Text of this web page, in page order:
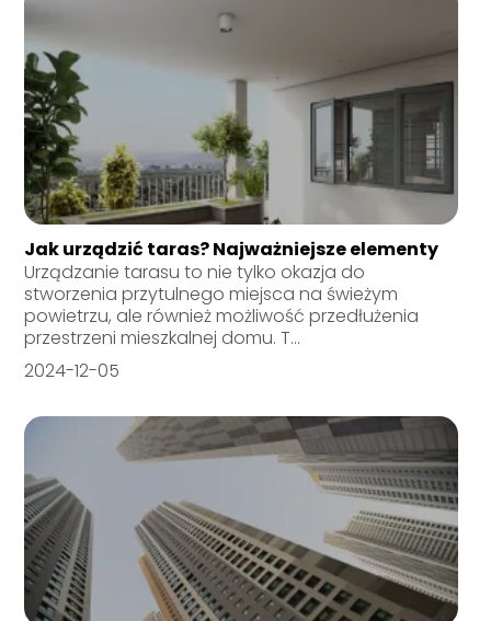
Jak urządzić taras? Najważniejsze elementy
Urządzanie tarasu to nie tylko okazja do
stworzenia przytulnego miejsca na świeżym
powietrzu, ale również możliwość przedłużenia
przestrzeni mieszkalnej domu. T...
2024-12-05